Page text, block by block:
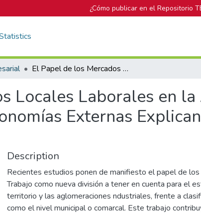
¿Cómo publicar en el Repositorio
El Papel de los Mercados Locales Laborales en la Aglomeración Industrial y cómo las Economías Externas Explican la Importancia del Territorio
Locales Laborales en
Externas
Description
Recientes estudios ponen de manifiesto el papel de
Trabajo como nueva división a tener en cuenta para el
territorio y las aglomeraciones ndustriales, frente a
como el nivel municipal o comarcal. Este trabajo